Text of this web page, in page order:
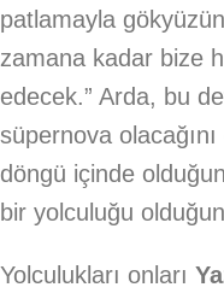
patlamayla
zamana kadar bize
edecek.” Arda, bu
süpernova
döngü içinde
bir yolculuğu
Yolculukları onları